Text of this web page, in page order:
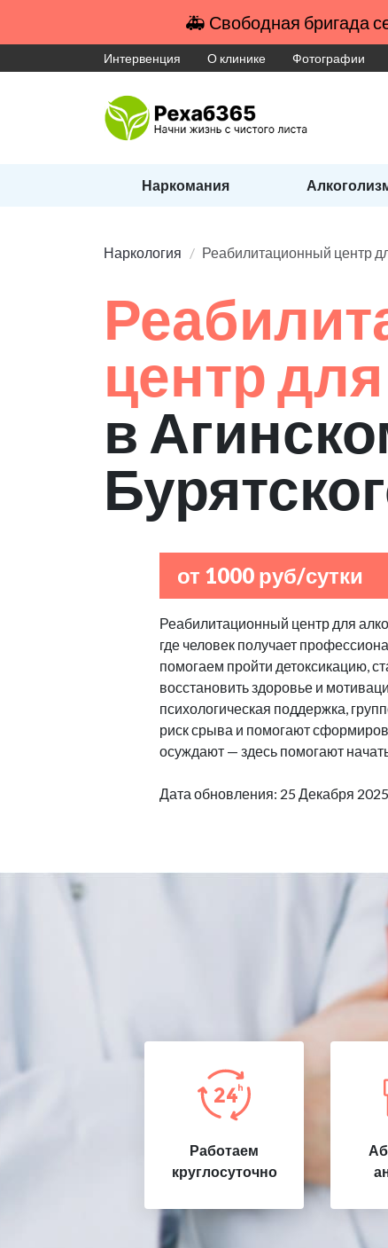
🚑 Свободная бригада
Интервенция О клинике Фотографии
Наркомания
Наркология Реабилитационный центр
центр
в
от 1000 руб/сутки
Реабилитационный центр для
где человек получает
помогаем пройти детоксикацию,
восстановить здоровье и
психологическая поддержка,
риск срыва и помогают
осуждают — здесь помогают
Дата обновления: 25 Декабря 2025
Работаем
круглосуточно